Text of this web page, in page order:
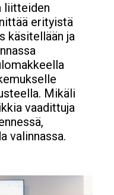
liitteiden
erityistä
käsitellään ja
Mikäli
vaadittuja
valinnassa.